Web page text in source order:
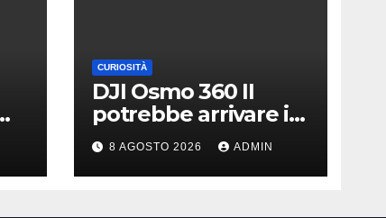
CURIOSITÀ
DJI Osmo 360 II
potrebbe arrivare il
13 agosto | Nuovo
teaser
8 AGOSTO 2026 ADMIN